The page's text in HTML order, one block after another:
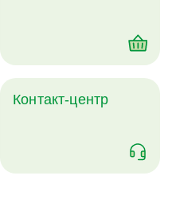
Контакт-центр